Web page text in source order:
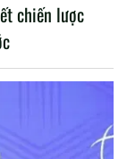
chiến lược